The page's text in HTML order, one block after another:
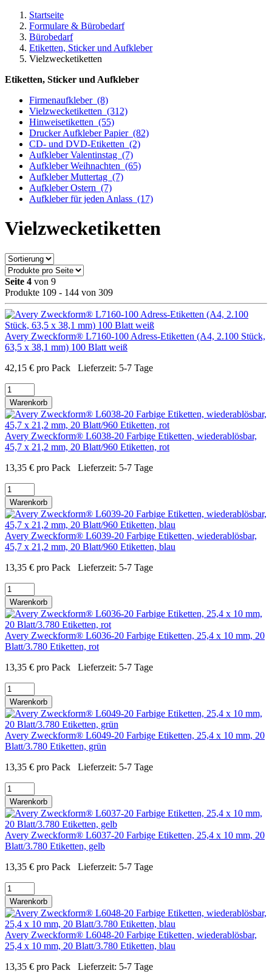
Startseite
Formulare & Bürobedarf
Bürobedarf
Etiketten, Sticker und Aufkleber
Vielzwecketiketten
Etiketten, Sticker und Aufkleber
Firmenaufkleber (8)
Vielzwecketiketten (312)
Hinweisetiketten (55)
Drucker Aufkleber Papier (82)
CD- und DVD-Etiketten (2)
Aufkleber Valentinstag (7)
Aufkleber Weihnachten (65)
Aufkleber Muttertag (7)
Aufkleber Ostern (7)
Aufkleber für jeden Anlass (17)
Vielzwecketiketten
Seite 4 von 9
Produkte 109 - 144 von 309
Avery Zweckform® L7160-100 Adress-Etiketten (A4, 2.100 Stück,
63,5 x 38,1 mm) 100 Blatt weiß
42,15 € pro Pack Lieferzeit: 5-7 Tage
Warenkorb
Avery Zweckform® L6038-20 Farbige Etiketten, wiederablösbar,
45,7 x 21,2 mm, 20 Blatt/960 Etiketten, rot
13,35 € pro Pack Lieferzeit: 5-7 Tage
Warenkorb
Avery Zweckform® L6039-20 Farbige Etiketten, wiederablösbar,
45,7 x 21,2 mm, 20 Blatt/960 Etiketten, blau
13,35 € pro Pack Lieferzeit: 5-7 Tage
Warenkorb
Avery Zweckform® L6036-20 Farbige Etiketten, 25,4 x 10 mm, 20
Blatt/3.780 Etiketten, rot
13,35 € pro Pack Lieferzeit: 5-7 Tage
Warenkorb
Avery Zweckform® L6049-20 Farbige Etiketten, 25,4 x 10 mm, 20
Blatt/3.780 Etiketten, grün
13,35 € pro Pack Lieferzeit: 5-7 Tage
Warenkorb
Avery Zweckform® L6037-20 Farbige Etiketten, 25,4 x 10 mm, 20
Blatt/3.780 Etiketten, gelb
13,35 € pro Pack Lieferzeit: 5-7 Tage
Warenkorb
Avery Zweckform® L6048-20 Farbige Etiketten, wiederablösbar,
25,4 x 10 mm, 20 Blatt/3.780 Etiketten, blau
13,35 € pro Pack Lieferzeit: 5-7 Tage